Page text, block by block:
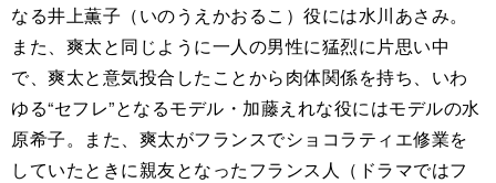
なる井上薫子（いのうえかおるこ）役には水川あさみ。
また、爽太と同じように一人の男性に猛烈に片思い中
で、爽太と意気投合したことから肉体関係を持ち、いわ
ゆる“セフレ”となるモデル・加藤えれな役にはモデルの水
原希子。また、爽太がフランスでショコラティエ修業を
していたときに親友となったフランス人（ドラマではフ